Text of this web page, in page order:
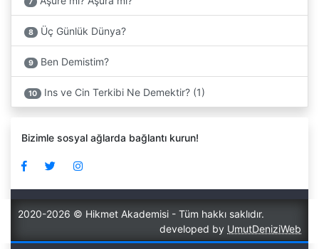
8 Üç Günlük Dünya?
9 Ben Demistim?
10 Ins ve Cin Terkibi Ne Demektir? (1)
Bizimle sosyal ağlarda bağlantı kurun!
2020-2026 © Hikmet Akademisi - Tüm hakkı saklıdır.
developed by UmutDeniziWeb